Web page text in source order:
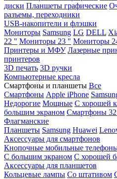
диски Планшеты графические
разъемы, переходники
USB-накопители и флэшки
Мониторы Samsung LG DELL
22 " Мониторы 23 " Мониторы
Принтеры и МФУ Лазерные
принтеров
3D печать 3D ручки
Компьютерные кресла
Смартфоны и планшеты Все
Смартфоны Apple iPhone
Недорогие Мощные С хорошей
большим экраном Смартфоны
Флагманские
Планшеты Samsung Huawei
Аксессуары для смартфонов
Кнопочные мобильные
С большим экраном С хорошей
Аксессуары для планшетов
Кольцевые лампы Со штативом